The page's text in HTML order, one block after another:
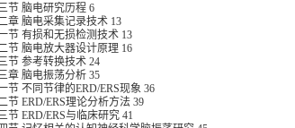
节 脑电研究历程6
章 脑电采集记录技术13
节 有损和无损检测技术13
节 脑电放大器设计原理16
节 参考转换技术24
章 脑电振荡分析35
节 不同节律的ERD/ERS现象36
节 ERD/ERS理论分析方法39
节 ERD/ERS与临床研究41